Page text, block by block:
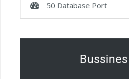
50 Database Port
Bussines